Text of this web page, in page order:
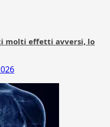
molti effetti avversi, lo